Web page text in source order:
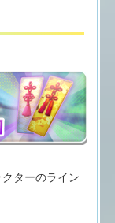
ターのライン